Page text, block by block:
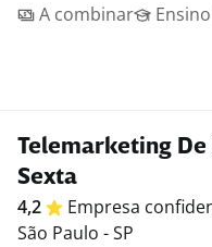
A combinar
Telemarketing De
Sexta
4,2 Empresa
São Paulo - SP